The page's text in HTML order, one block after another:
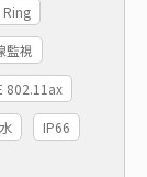
監視
802.11ax
IP66